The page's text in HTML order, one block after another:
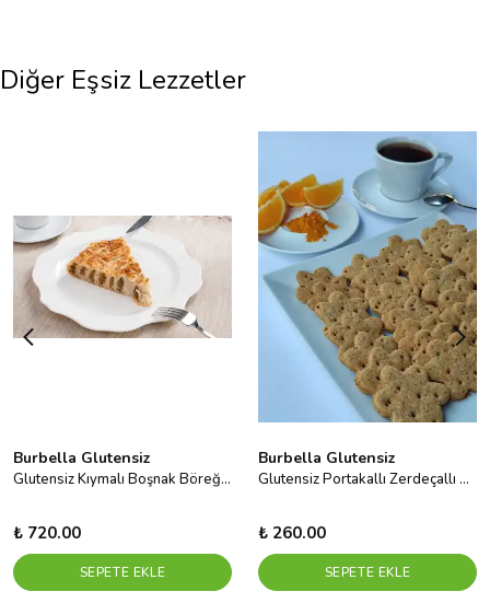
Diğer Eşsiz Lezzetler
Burbella Glutensiz
Glutensiz Kıymalı Boşnak Böreği 400 g
₺ 720.00
SEPETE EKLE
Burbella Glutensiz
Glutensiz Portakallı Zerdeçallı Bisküvi
₺ 260.00
SEPETE EKLE